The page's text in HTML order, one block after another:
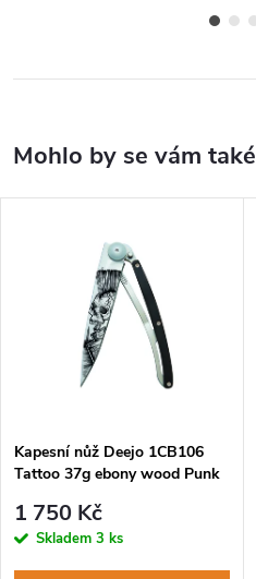
Kapesní nůž Deejo 1CB106
Tattoo 37g ebony wood Punk
1 750 Kč
Skladem 3 ks